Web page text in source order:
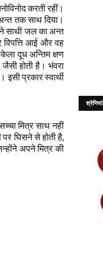
करती रहीं।
तक साथ दिया।
साथी जल का अन्त
विपत्ति आई और वह
दूध अन्तिम क्षण
होती है। भंवरा
प्रकार स्वार्थी
मित्र साथ नहीं
घिसने से होती है,
अपने मित्र की
श्रेणियां